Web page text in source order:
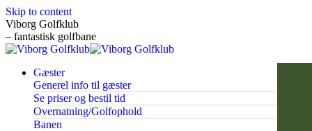
Skip to content
Viborg Golfklub
– fantastisk golfbane
Gæster
Generel info til gæster
Se priser og bestil tid
Overnatning/Golfophold
Banen